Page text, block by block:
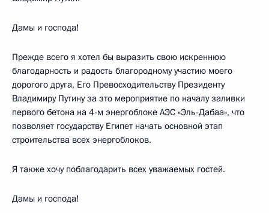
Дамы и господа!
Прежде всего я хотел бы выразить свою искреннюю
благодарность и радость благородному участию моего
дорогого друга, Его Превосходительству Президенту
Владимиру Путину за это мероприятие по началу заливки
первого бетона на 4-м энергоблоке АЭС «Эль-Дабаа», что
позволяет государству Египет начать основной этап
строительства всех энергоблоков.
Я также хочу поблагодарить всех уважаемых гостей.
Дамы и господа!